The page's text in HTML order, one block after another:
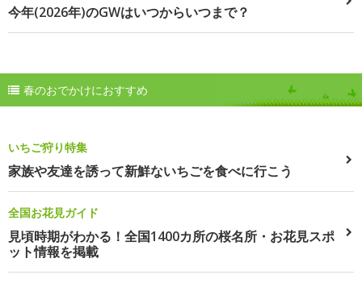
今年(2026年)のGWはいつからいつまで？
春のおでかけにおすすめ
いちご狩り特集
家族や友達を誘って新鮮ないちごを食べに行こう
全国お花見ガイド
見頃時期がわかる！全国1400カ所の桜名所・お花見スポ
ット情報を掲載